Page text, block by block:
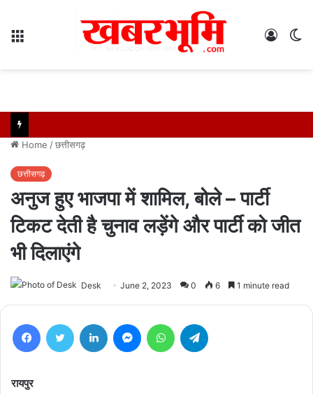
Log
Home /छत्तीसगढ़
छत्तीसगढ़
अनुज हुए भाजपा में शामिल, बोले – पार्टी
टिकट देती है चुनाव लड़ेंगे और पार्टी को जीत
भी दिलाएंगे
Desk June 2, 2023 0 6 1 minute read
FacebookTwitter LinkedIn MessengerWhatsApp
रायपुर